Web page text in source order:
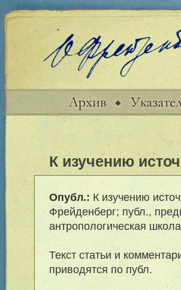
К изучению
Опубл.: К изучению
Фрейденберг; публ.,
антропологическая
Текст статьи и
приводятся по публ.